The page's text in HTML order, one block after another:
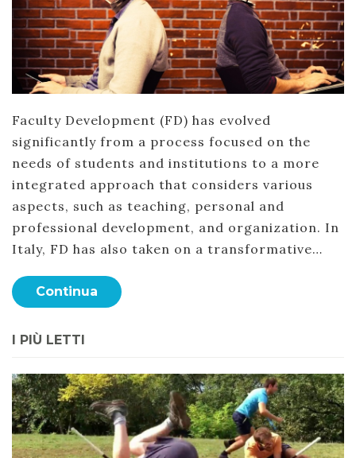
Faculty Development (FD) has evolved
significantly from a process focused on the
needs of students and institutions to a more
integrated approach that considers various
aspects, such as teaching, personal and
professional development, and organization. In
Italy, FD has also taken on a transformative…
Continua
I PIÙ LETTI